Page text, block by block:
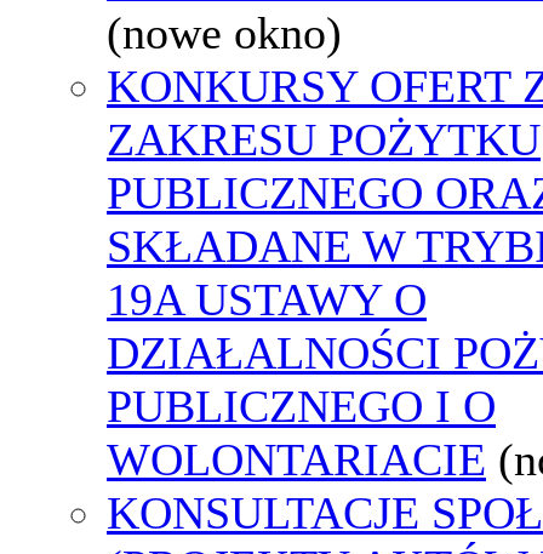
(nowe okno)
KONKURSY OFERT
ZAKRESU POŻYTKU
PUBLICZNEGO
SKŁADANE W
19A USTAWY O
DZIAŁALNOŚCI
PUBLICZNEGO I O
WOLONTARIACIE
KONSULTACJE